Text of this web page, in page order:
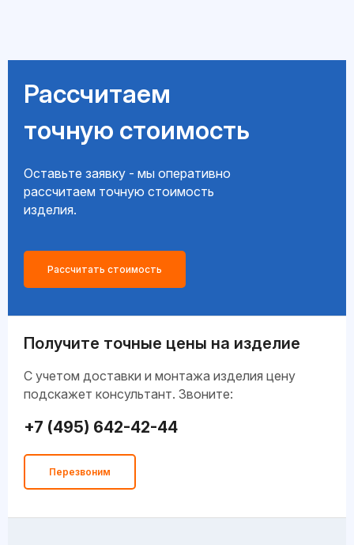
Рассчитаем
точную стоимость
Оставьте заявку - мы оперативно
рассчитаем точную стоимость
изделия.
Рассчитать стоимость
Получите точные цены на изделие
C учетом доставки и монтажа изделия цену
подскажет консультант. Звоните:
+7 (495) 642-42-44
Перезвоним